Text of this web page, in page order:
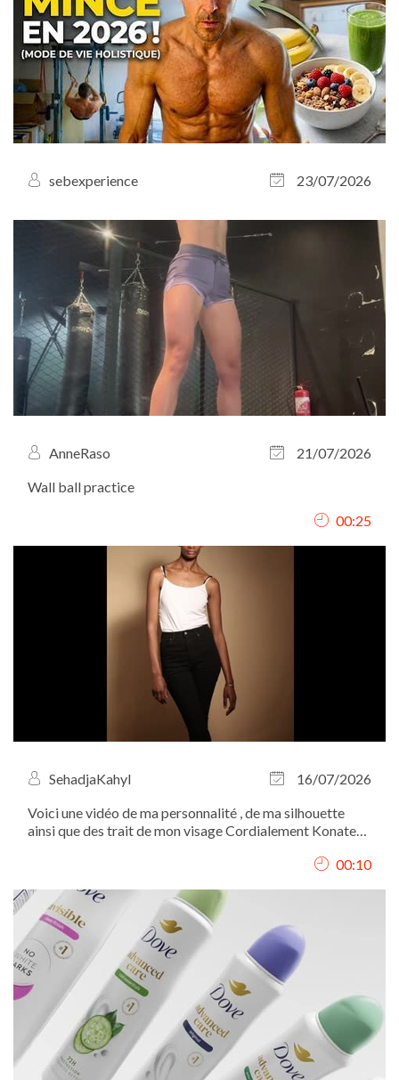
sebexperience 23/07/2026
AnneRaso
21/07/2026
Wall ball practice
00:25
SehadjaKahyl
16/07/2026
Voici une vidéo de ma personnalité , de ma silhouette
ainsi que des trait de mon visage Cordialement Konate
00:10